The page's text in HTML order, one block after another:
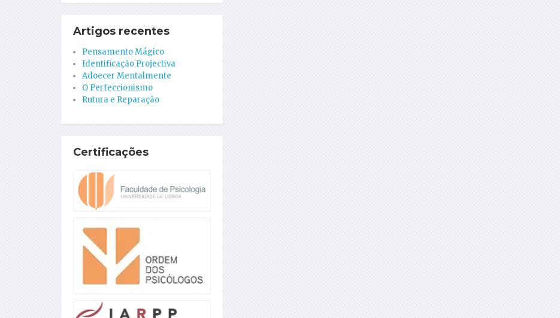
Artigos recentes
Pensamento Mágico
Identificação Projectiva
Adoecer Mentalmente
O Perfeccionismo
Rutura e Reparação
Certificações